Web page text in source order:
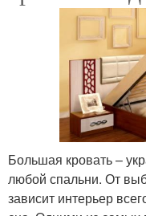
Большая кровать –
любой спальни. От
зависит интерьер